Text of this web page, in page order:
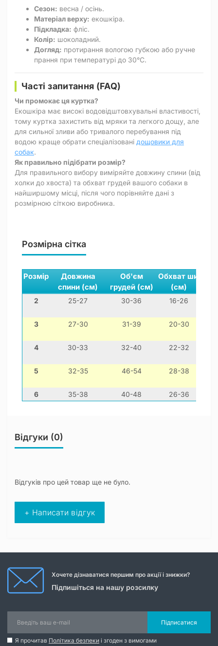
Сезон: весна / осінь.
Матеріал верху: екошкіра.
Підкладка: фліс.
Колір: шоколадний.
Догляд: протирання вологою губкою або ручне
прання при температурі до 30°C.
Часті запитання (FAQ)
Чи промокає ця куртка?
Екошкіра має високі водовідштовхувальні властивості,
тому куртка захистить від мряки та легкого дощу, але
для сильної зливи або тривалого перебування під
водою краще обрати спеціалізовані дощовики для
собак.
Як правильно підібрати розмір?
Для правильного вибору виміряйте довжину спини (від
холки до хвоста) та обхват грудей вашого собаки в
найширшому місці, після чого порівняйте дані з
розмірною сіткою виробника.
Розмірна сітка
Розмір
Довжина
спини (см)
Об'єм
грудей (см)
Обхват шиї
(см)
2 25-27 30-36 16-26
3 27-30 31-39 20-30
4 30-33 32-40 22-32
5 32-35 46-54 28-38
6 35-38 40-48 26-36
Відгуки (0)
Відгуків про цей товар ще не було.
+ Написати відгук
Хочете дізнаватися першим про акції і знижки?
Підпишіться на нашу розсилку
Підписатися
Я прочитав Політика безпеки і згоден з вимогами